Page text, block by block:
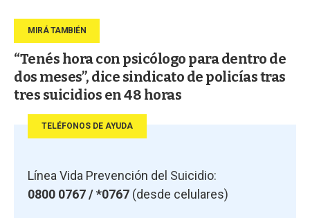
“Tenés hora con psicólogo para dentro de
dos meses”, dice sindicato de policías tras
tres suicidios en 48 horas
TELÉFONOS DE AYUDA
Línea Vida Prevención del Suicidio:
0800 0767 / *0767 (desde celulares)